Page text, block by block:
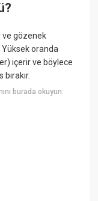
ve gözenek
oranda
içerir ve böylece
burada okuyun: